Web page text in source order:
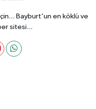
Bayburt'un en köklü ve
sitesi...